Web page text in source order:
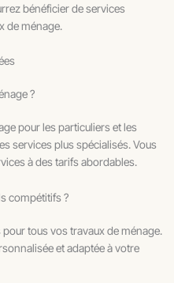
bénéficier de services
de ménage.
?
pour les particuliers et les
services plus spécialisés. Vous
à des tarifs abordables.
compétitifs ?
tous vos travaux de ménage.
et adaptée à votre